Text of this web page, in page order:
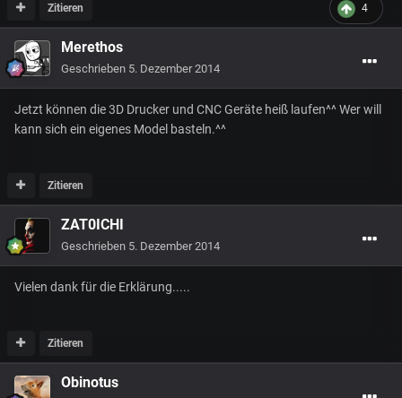
4
Zitieren
Merethos
Geschrieben 5. Dezember 2014
Jetzt können die 3D Drucker und CNC Geräte heiß laufen^^ Wer will
kann sich ein eigenes Model basteln.^^
Zitieren
ZAT0ICHI
Geschrieben 5. Dezember 2014
Vielen dank für die Erklärung.....
Zitieren
Obinotus